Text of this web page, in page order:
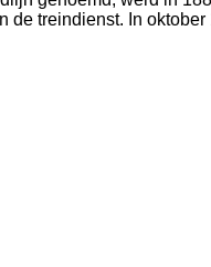
treindienst. In